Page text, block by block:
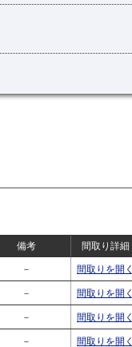
備考 間取り詳細
－ 間取りを開く
－ 間取りを開く
－ 間取りを開く
－ 間取りを開く